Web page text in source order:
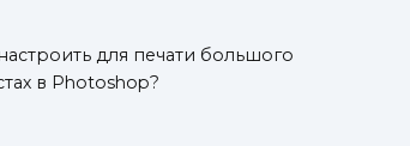
для печати большого
в Photoshop?